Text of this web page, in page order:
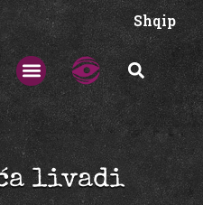
Shqip
livadi